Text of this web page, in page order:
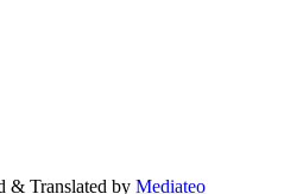
& Translated by Mediateo